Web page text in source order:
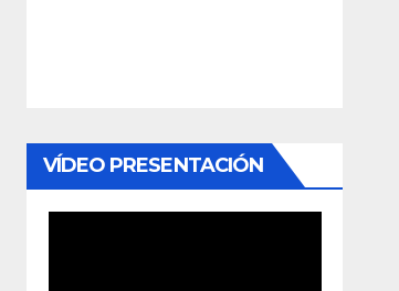
VÍDEO PRESENTACIÓN